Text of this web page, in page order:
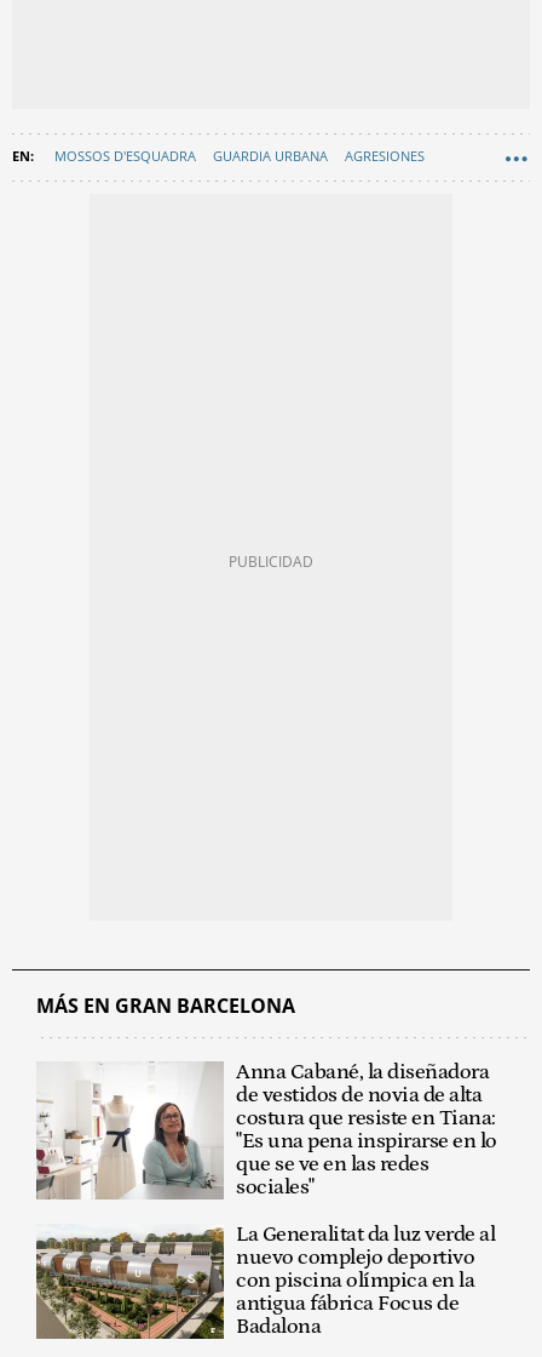
MOSSOS D'ESQUADRA GUARDIA URBANA AGRESIONES
MÁS EN GRAN BARCELONA
Anna Cabané, la diseñadora
de vestidos de novia de alta
costura que resiste en Tiana:
"Es una pena inspirarse en lo
que se ve en las redes
sociales"
La Generalitat da luz verde al
nuevo complejo deportivo
con piscina olímpica en la
antigua fábrica Focus de
Badalona